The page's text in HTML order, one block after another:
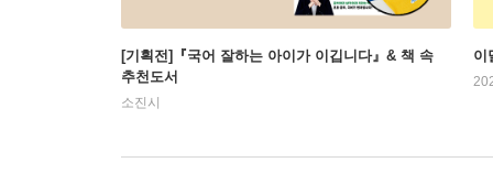
[기획전]『국어 잘하는 아이가 이깁니다』& 책 속
추천도서
소진시
이